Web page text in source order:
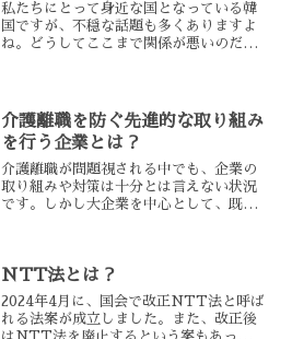
私たちにとって身近な国となっている韓
国ですが、不穏な話題も多くありますよ
ね。どうしてここまで関係が悪いのだろ
しょうか?今回は、韓国の歴...
介護離職を防ぐ先進的な取り組み
を行う企業とは？
介護離職が問題視される中でも、企業の
取り組みや対策は十分とは言えない状況
です。しかし大企業を中心として、既に
り組みを行う際の参考にす...
NTT法とは？
2024年4月に、国会で改正NTT法と呼ば
れる法案が成立しました。また、改正後